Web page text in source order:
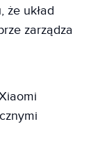
że układ
zarządza